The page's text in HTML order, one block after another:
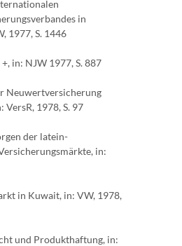
in
1977, S. 1446
in: NJW 1977, S. 887
Neuwertversicherung
VersR, 1978, S. 97
der latein-
in:
in Kuwait, in: VW, 1978,
und Produkthaftung, in: